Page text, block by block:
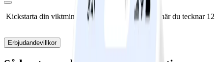
Kickstarta din viktminskningsresa nu! Spara 50% när du tecknar 12
månaders medlemskap.
Erbjudandevillkor